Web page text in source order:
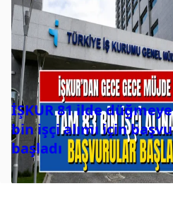
İŞKUR 81 ilde
bin işçi alımı için
başladı